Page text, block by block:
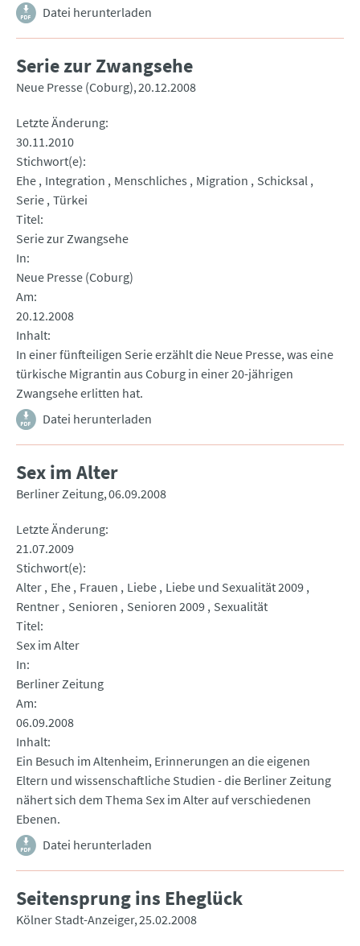
Datei herunterladen
Serie zur Zwangsehe
Neue Presse (Coburg) 20.12.2008
Letzte Änderung
30.11.2010
Stichwort(e)
Ehe Integration Menschliches Migration
Schicksal
Serie Türkei
Titel
Serie zur Zwangsehe
In
Neue Presse (Coburg)
Am
20.12.2008
Inhalt
In einer fünfteiligen Serie erzählt die Neue Presse, was eine
türkische Migrantin aus Coburg in einer 20-jährigen
Zwangsehe erlitten hat.
Datei herunterladen
Sex im Alter
Berliner Zeitung 06.09.2008
Letzte Änderung
21.07.2009
Stichwort(e)
Alter Ehe Frauen Liebe Liebe und Sexualität 2009
Rentner Senioren Senioren 2009 Sexualität
Titel
Sex im Alter
In
Berliner Zeitung
Am
06.09.2008
Inhalt
Ein Besuch im Altenheim, Erinnerungen an die eigenen
Eltern und wissenschaftliche Studien - die Berliner Zeitung
nähert sich dem Thema Sex im Alter auf verschiedenen
Ebenen.
Datei herunterladen
Seitensprung ins Eheglück
Kölner Stadt-Anzeiger 25.02.2008